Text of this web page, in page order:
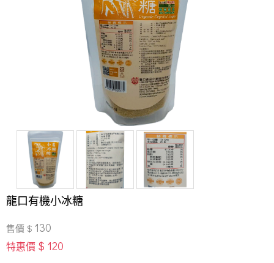
龍口有機小冰糖
售價 $ 130
特惠價 $ 120